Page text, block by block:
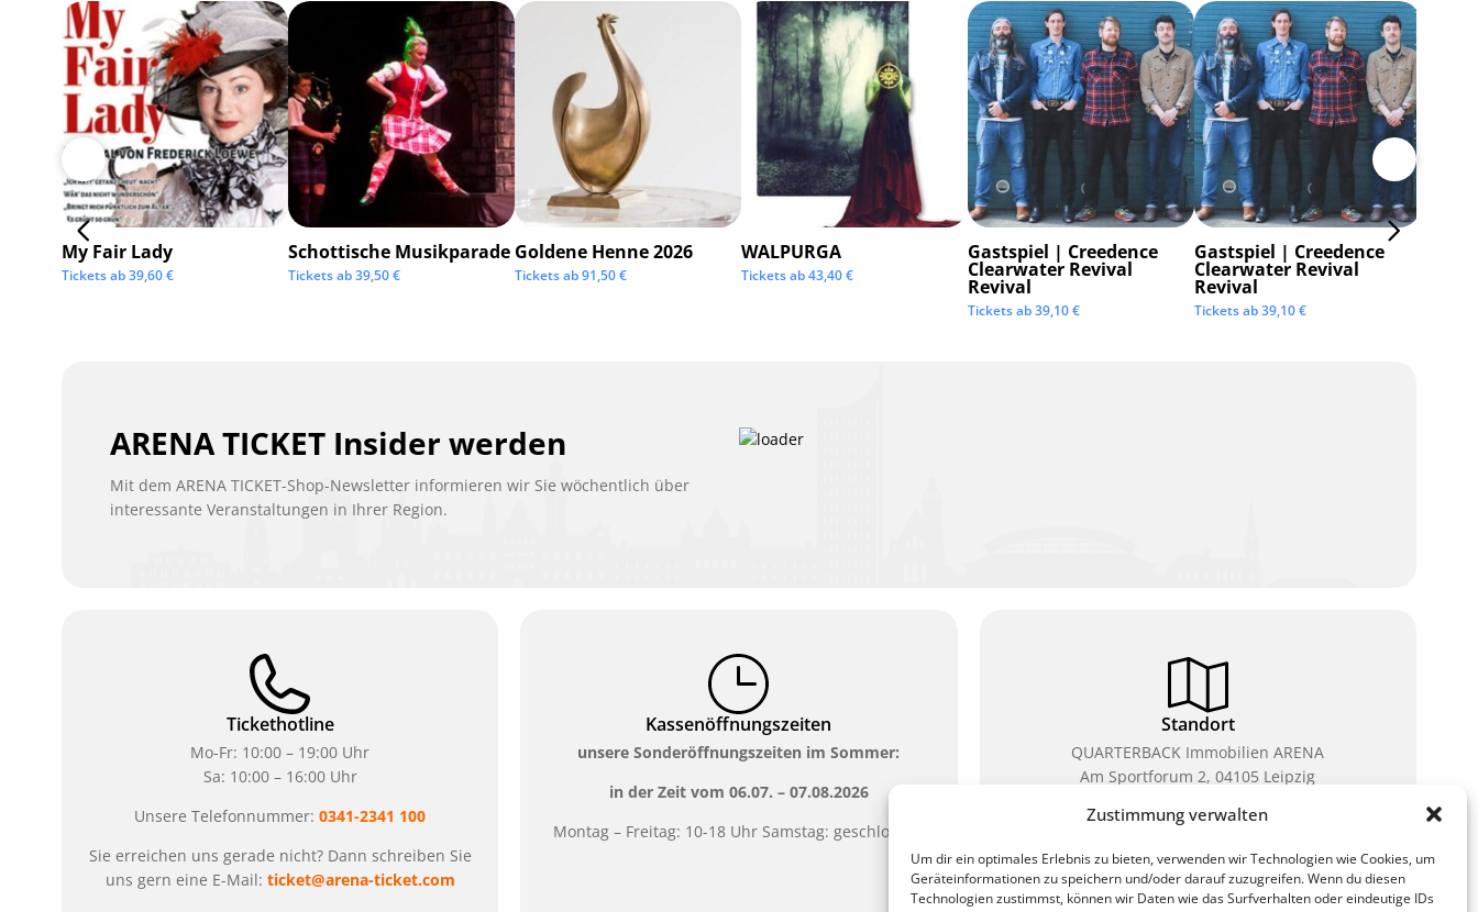
Zustimmung verwalten
Um dir ein optimales Erlebnis zu bieten, verwenden wir Technologien wie Cookies, um
Geräteinformationen zu speichern und/oder darauf zuzugreifen. Wenn du diesen
Technologien zustimmst, können wir Daten wie das Surfverhalten oder eindeutige IDs
My Fair Lady
Tickets ab39,60€
Schottische Musikparade
Tickets ab39,50€
Goldene Henne 2026
Tickets ab91,50€
WALPURGA
Tickets ab43,40€
Gastspiel | Creedence
Clearwater Revival
Revival
Tickets ab39,10€
Gastspiel | Creedence
Clearwater Revival
Revival
Tickets ab39,10€
ARENA TICKET Insider werden
Mit dem ARENA TICKET-Shop-Newsletter informieren wir Sie wöchentlich über
interessante Veranstaltungen in Ihrer Region.
Tickethotline
Mo-Fr: 10:00 – 19:00 Uhr
Sa: 10:00 – 16:00 Uhr
Unsere Telefonnummer:0341-2341 100
Sie erreichen uns gerade nicht? Dann schreiben Sie
uns gern eine E-Mail: ticket@arena-ticket.com
Kassenöffnungszeiten
unsere Sonderöffnungszeiten im Sommer:
in der Zeit vom 06.07. – 07.08.2026
Montag – Freitag: 10-18 Uhr Samstag: geschlossen
Standort
QUARTERBACK Immobilien ARENA
Am Sportforum 2, 04105 Leipzig
Sie erreichen uns mit dem Öffentlichen Nahverkehr:
Waldplatz/Arena. Kostenfreies Parken ist während
des Ticketkaufs möglich.